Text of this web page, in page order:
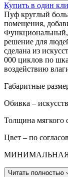
Купить в один
Пуф круглый
помещения,
решение для
сделана из
000 циклов по
воздействию
Габаритные
Обивка –
Толщина мягкого
Цвет – по
МИНИМАЛЬНАЯ
Читать полностью